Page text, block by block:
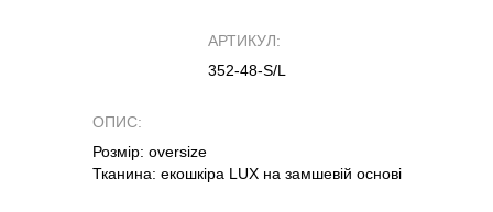
АРТИКУЛ:
352-48-S/L
ОПИС:
Розмір: oversize
Тканина: екошкіра LUX на замшевій основі